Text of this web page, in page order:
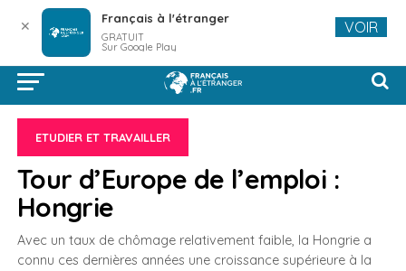
ETUDIER ET TRAVAILLER
Tour d’Europe de l’emploi :
Hongrie
Avec un taux de chômage relativement faible, la Hongrie a
connu ces dernières années une croissance supérieure à la
✕ Français à l'étranger
GRATUIT
Sur Google Play
VOIR